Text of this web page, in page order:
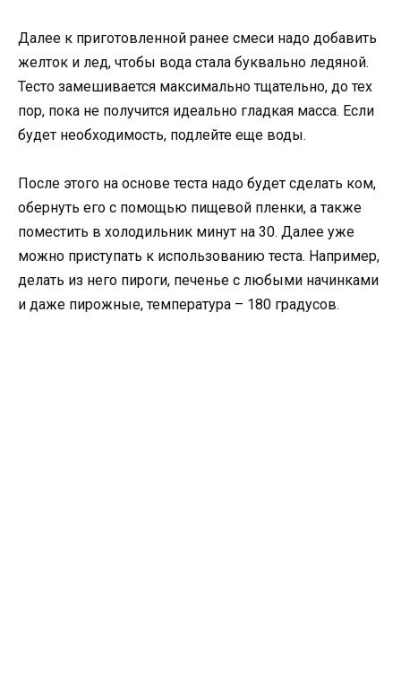
Далее к приготовленной ранее смеси надо добавить
желток и лед, чтобы вода стала буквально ледяной.
Тесто замешивается максимально тщательно, до тех
пор, пока не получится идеально гладкая масса. Если
будет необходимость, подлейте еще воды.
После этого на основе теста надо будет сделать ком,
обернуть его с помощью пищевой пленки, а также
поместить в холодильник минут на 30. Далее уже
можно приступать к использованию теста. Например,
делать из него пироги, печенье с любыми начинками
и даже пирожные, температура – 180 градусов.